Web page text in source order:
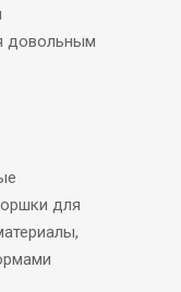
довольным
для